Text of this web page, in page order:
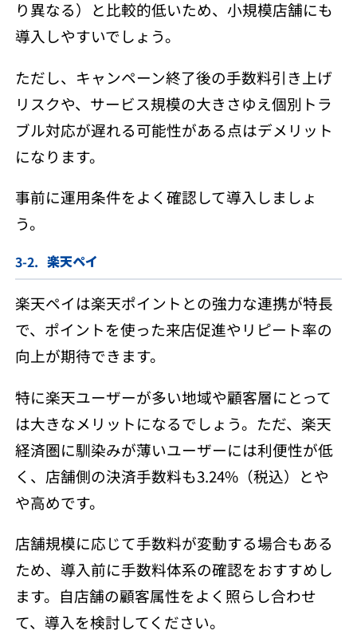
り異なる）と比較的低いため、小規模店舗にも
導入しやすいでしょう。
ただし、キャンペーン終了後の手数料引き上げ
リスクや、サービス規模の大きさゆえ個別トラ
ブル対応が遅れる可能性がある点はデメリット
になります。
事前に運用条件をよく確認して導入しましょ
う。
楽天ペイ
楽天ペイは楽天ポイントとの強力な連携が特長
で、ポイントを使った来店促進やリピート率の
向上が期待できます。
特に楽天ユーザーが多い地域や顧客層にとって
は大きなメリットになるでしょう。ただ、楽天
経済圏に馴染みが薄いユーザーには利便性が低
く、店舗側の決済手数料も3.24%（税込）とや
や高めです。
店舗規模に応じて手数料が変動する場合もある
ため、導入前に手数料体系の確認をおすすめし
ます。自店舗の顧客属性をよく照らし合わせ
て、導入を検討してください。